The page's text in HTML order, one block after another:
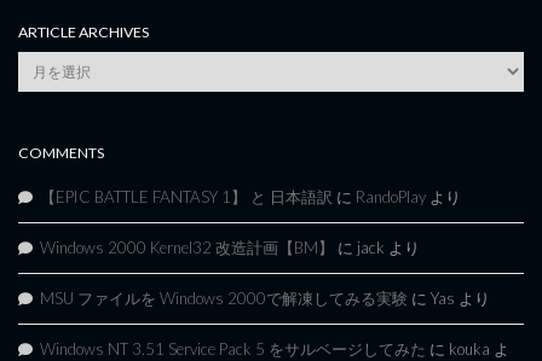
ARTICLE ARCHIVES
Article
Archives
COMMENTS
【EPIC BATTLE FANTASY 1】 と 日本語訳 に RandoPlay より
Windows 2000 Kernel32 改造計画【BM】 に jack より
MSU ファイルを Windows 2000で解凍してみる実験 に Yas より
Windows NT 3.51 Service Pack 5 をサルベージしてみた に kouka よ